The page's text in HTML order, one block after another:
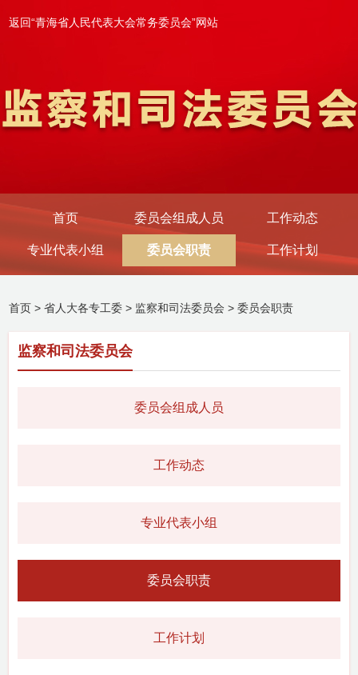
返回“青海省人民代表大会常务委员会”网站
首页 委员会组成人员 工作动态
专业代表小组 委员会职责 工作计划
首页 >省人大各专工委 > 监察和司法委员会 >委员会职责
监察和司法委员会
委员会组成人员
工作动态
专业代表小组
委员会职责
工作计划